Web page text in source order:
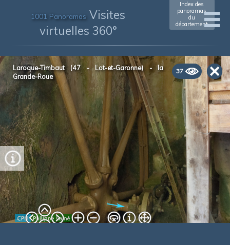
1001 Panoramas Visites
virtuelles 360°
Index des
panoramas
du
département
xxxxxxxxxxxx
37
Laroque-Timbaut (47 - Lot-et-Garonne) - la
Grande-Roue